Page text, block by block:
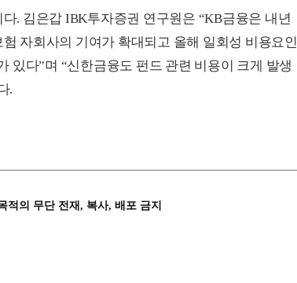
. 김은갑 IBK투자증권 연구원은 “KB금융은 내년
자회사의 기여가 확대되고 올해 일회성 비용요인
있다”며 “신한금융도 펀드 관련 비용이 크게 발생
.
적의 무단 전재, 복사, 배포 금지